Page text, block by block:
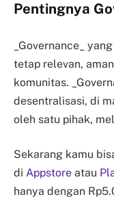
Pentingnya
_Governance_
tetap relevan,
komunitas.
desentralisasi, di
oleh satu pihak,
Sekarang kamu
di Appstore atau
hanya dengan